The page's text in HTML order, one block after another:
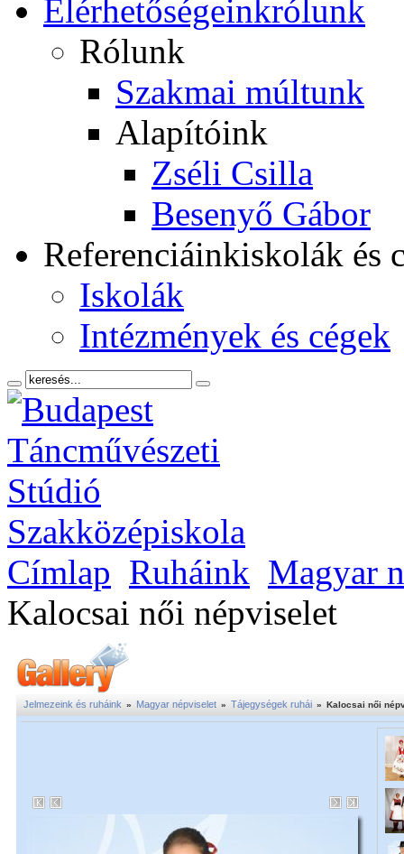
Elérhetőségeinkrólunk
Rólunk
Szakmai múltunk
Alapítóink
Zséli Csilla
Besenyő Gábor
Referenciáinkiskolák és
Iskolák
Intézmények és cégek
Címlap Ruháink Magyar
Kalocsai női népviselet
Jelmezeink és ruháink » Magyar népviselet » Tájegységek ruhái » Kalocsai női